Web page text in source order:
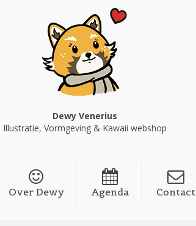
Dewy Venerius
Illustratie, Vormgeving & Kawaii webshop
Over Dewy Agenda Contact